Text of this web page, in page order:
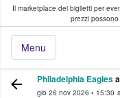
Il marketplace dei biglietti per
prezzi
Menu
fan comprano
Philadelphia Eagles
gio 26 nov 2026 • 15:30